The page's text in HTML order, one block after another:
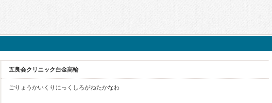
五良会クリニック白金高輪
ごりょうかいくりにっくしろがねたかなわ